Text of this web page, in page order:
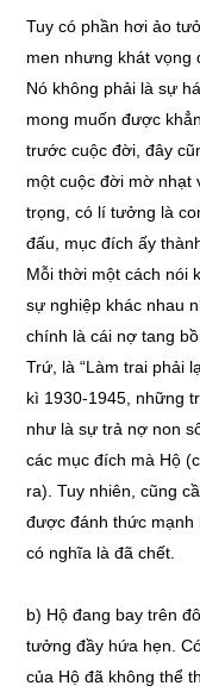
Tuy có phần hơi ảo
men nhưng khát vọng
Nó không phải là sự
mong muốn được
trước cuộc đời, đây
một cuộc đời mờ nhạt
trọng, có lí tưởng là
đấu, mục đích ấy
Mỗi thời một cách nói
sự nghiệp khác nhau
chính là cái nợ tang
Trứ, là “Làm trai phải
kì 1930-1945, những
như là sự trả nợ non
các mục đích mà Hộ
ra). Tuy nhiên, cũng
được đánh thức mạnh
có nghĩa là đã chết.
b) Hộ đang bay trên
tưởng đầy hứa hẹn.
của Hộ đã không thể